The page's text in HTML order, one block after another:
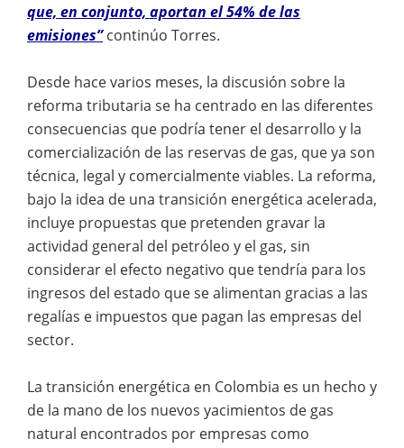
que, en conjunto, aportan el 54% de las
emisiones”continúo Torres.
Desde hace varios meses, la discusión sobre la
reforma tributaria se ha centrado en las diferentes
consecuencias que podría tener el desarrollo y la
comercialización de las reservas de gas, que ya son
técnica, legal y comercialmente viables. La reforma,
bajo la idea de una transición energética acelerada,
incluye propuestas que pretenden gravar la
actividad general del petróleo y el gas, sin
considerar el efecto negativo que tendría para los
ingresos del estado que se alimentan gracias a las
regalías e impuestos que pagan las empresas del
sector.
La transición energética en Colombia es un hecho y
de la mano de los nuevos yacimientos de gas
natural encontrados por empresas como